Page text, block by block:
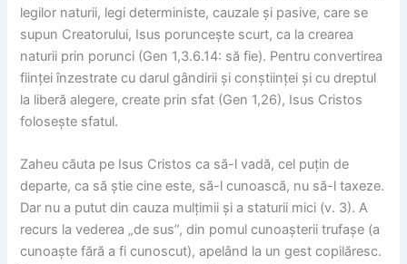
legilor naturii, legi deterministe, cauzale și pasive, care se
supun Creatorului, Isus poruncește scurt, ca la crearea
naturii prin porunci (Gen 1,3.6.14: să fie). Pentru convertirea
ființei înzestrate cu darul gândirii și conștiinței și cu dreptul
la liberă alegere, create prin sfat (Gen 1,26), Isus Cristos
folosește sfatul.
Zaheu căuta pe Isus Cristos ca să-l vadă, cel puțin de
departe, ca să știe cine este, să-l cunoască, nu să-l taxeze.
Dar nu a putut din cauza mulțimii și a staturii mici (v. 3). A
recurs la vederea „de sus”, din pomul cunoașterii trufașe (a
cunoaște fără a fi cunoscut), apelând la un gest copilăresc.